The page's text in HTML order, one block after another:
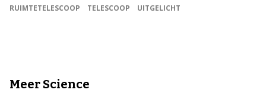
RUIMTETELESCOOP
TELESCOOP UITGELICHT
Meer Science